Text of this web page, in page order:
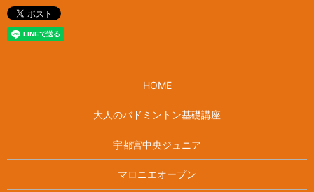
HOME
大人のバドミントン基礎講座
宇都宮中央ジュニア
マロニエオープン